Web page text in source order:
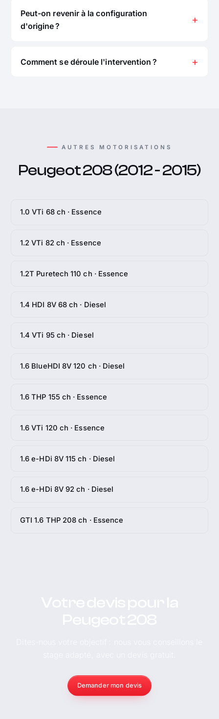
Peut-on revenir à la configuration
d'origine ?
Comment se déroule l'intervention ?
AUTRES MOTORISATIONS
Peugeot 208 (2012 - 2015)
1.0 VTi 68 ch · Essence
1.2 VTi 82 ch · Essence
1.2T Puretech 110 ch · Essence
1.4 HDI 8V 68 ch · Diesel
1.4 VTi 95 ch · Diesel
1.6 BlueHDI 8V 120 ch · Diesel
1.6 THP 155 ch · Essence
1.6 VTi 120 ch · Essence
1.6 e-HDi 8V 115 ch · Diesel
1.6 e-HDi 8V 92 ch · Diesel
GTI 1.6 THP 208 ch · Essence
Demander mon devis